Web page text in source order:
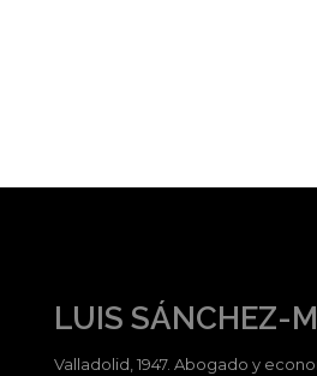
LUIS SÁNCHEZ-
Valladolid, 1947. Abogado y